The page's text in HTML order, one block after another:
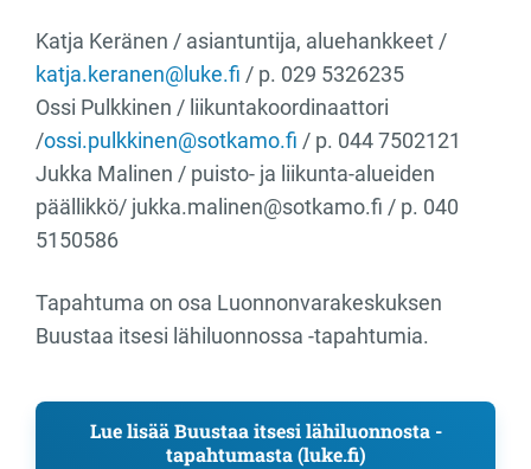
Katja Keränen / asiantuntija, aluehankkeet /
katja.keranen@luke.fi / p. 029 5326235
Ossi Pulkkinen / liikuntakoordinaattori
/ossi.pulkkinen@sotkamo.fi / p. 044 7502121
Jukka Malinen / puisto- ja liikunta-alueiden
päällikkö/ jukka.malinen​@sotkamo.fi / p. 040
5150586
Tapahtuma on osa Luonnonvarakeskuksen
Buustaa itsesi lähiluonnossa -tapahtumia.
Lue lisää Buustaa itsesi lähiluonnosta -
tapahtumasta (luke.fi)